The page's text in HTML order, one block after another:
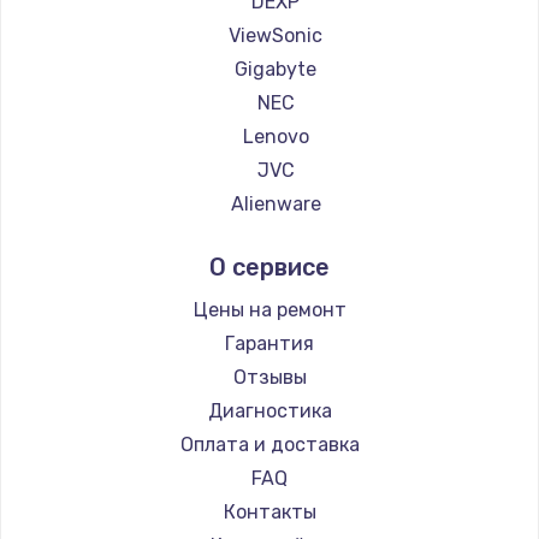
1260 руб.
Установка драйверов
725 руб.
Заказать
Заказать
Ремонт цепей питания
2500 руб.
Заказать
ViewSonic
Gigabyte
NEC
Lenovo
JVC
Alienware
Thunderobot
Hisense
АОС
Ardor
Machenike
iru
Titan Army
iFFALCON
О сервисе
Цены на ремонт
Гарантия
Отзывы
Диагностика
Оплата и доставка
FAQ
Контакты